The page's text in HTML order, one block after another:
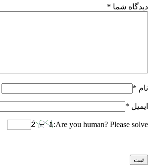
دیدگاه شما *
نام *
ایمیل *
Are you human? Please solve: